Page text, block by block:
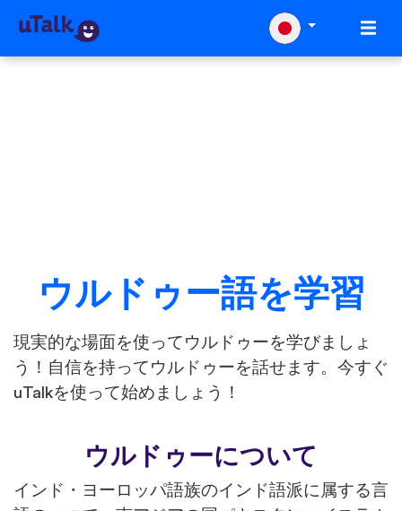
ウルドゥー語を学習
現実的な場面を使ってウルドゥーを学びましょ
う！自信を持ってウルドゥーを話せます。今すぐ
uTalkを使って始めましょう！
ウルドゥーについて
インド・ヨーロッパ語族のインド語派に属する言